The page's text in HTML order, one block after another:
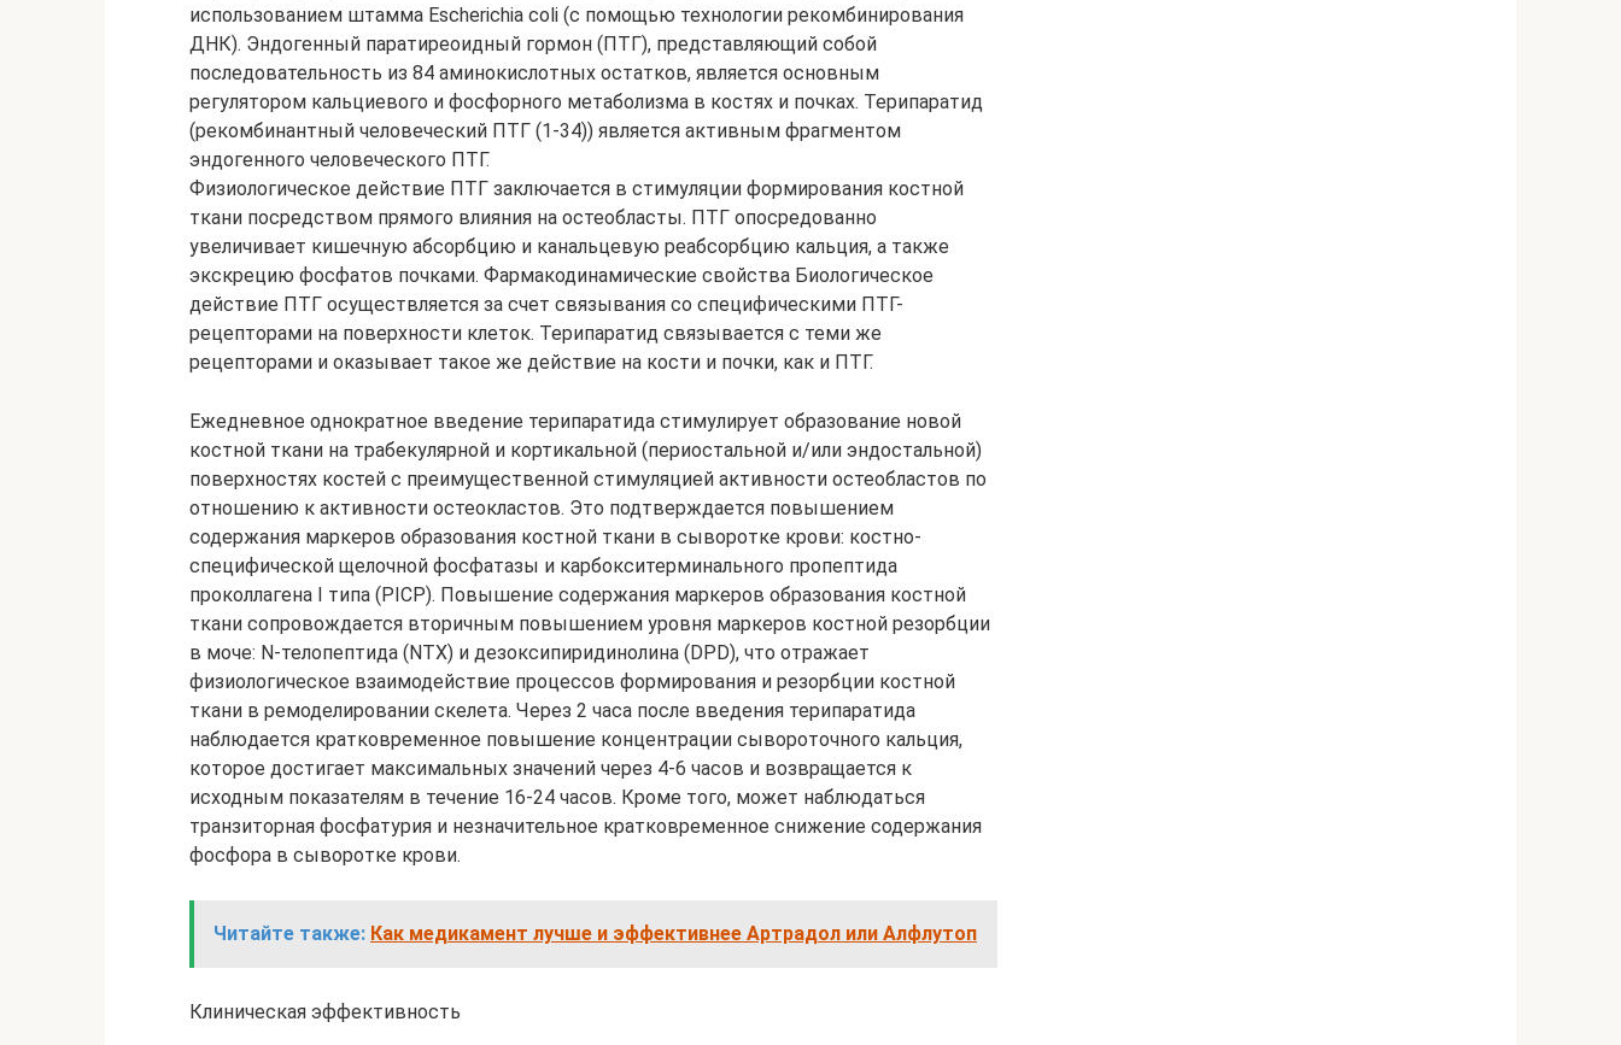
использованием штамма Escherichia coli (с помощью технологии рекомбинирования
ДНК). Эндогенный паратиреоидный гормон (ПТГ), представляющий собой
последовательность из 84 аминокислотных остатков, является основным
регулятором кальциевого и фосфорного метаболизма в костях и почках. Терипаратид
(рекомбинантный человеческий ПТГ (1-34)) является активным фрагментом
эндогенного человеческого ПТГ.
Физиологическое действие ПТГ заключается в стимуляции формирования костной
ткани посредством прямого влияния на остеобласты. ПТГ опосредованно
увеличивает кишечную абсорбцию и канальцевую реабсорбцию кальция, а также
экскрецию фосфатов почками. Фармакодинамические свойства Биологическое
действие ПТГ осуществляется за счет связывания со специфическими ПТГ-
рецепторами на поверхности клеток. Терипаратид связывается с теми же
рецепторами и оказывает такое же действие на кости и почки, как и ПТГ.
Ежедневное однократное введение терипаратида стимулирует образование новой
костной ткани на трабекулярной и кортикальной (периостальной и/или эндостальной)
поверхностях костей с преимущественной стимуляцией активности остеобластов по
отношению к активности остеокластов. Это подтверждается повышением
содержания маркеров образования костной ткани в сыворотке крови: костно-
специфической щелочной фосфатазы и карбокситерминального пропептида
проколлагена I типа (PICP). Повышение содержания маркеров образования костной
ткани сопровождается вторичным повышением уровня маркеров костной резорбции
в моче: N-телопептида (NTX) и дезоксипиридинолина (DPD), что отражает
физиологическое взаимодействие процессов формирования и резорбции костной
ткани в ремоделировании скелета. Через 2 часа после введения терипаратида
наблюдается кратковременное повышение концентрации сывороточного кальция,
которое достигает максимальных значений через 4-6 часов и возвращается к
исходным показателям в течение 16-24 часов. Кроме того, может наблюдаться
транзиторная фосфатурия и незначительное кратковременное снижение содержания
фосфора в сыворотке крови.
Читайте также: Как медикамент лучше и эффективнее Артрадол или Алфлутоп
Клиническая эффективность